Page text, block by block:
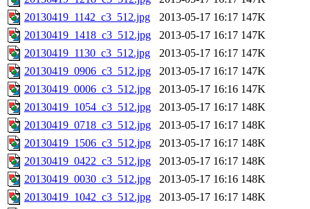
20130419_1142_c3_512.jpg
2013-05-17 16:17 147K
20130419_1418_c3_512.jpg
2013-05-17 16:17 147K
20130419_1130_c3_512.jpg
2013-05-17 16:17 147K
20130419_0906_c3_512.jpg
2013-05-17 16:17 147K
20130419_0006_c3_512.jpg
2013-05-17 16:16 147K
20130419_1054_c3_512.jpg
2013-05-17 16:17 148K
20130419_0718_c3_512.jpg
2013-05-17 16:17 148K
20130419_1506_c3_512.jpg
2013-05-17 16:17 148K
20130419_0422_c3_512.jpg
2013-05-17 16:17 148K
20130419_0030_c3_512.jpg
2013-05-17 16:16 148K
20130419_1042_c3_512.jpg
2013-05-17 16:17 148K